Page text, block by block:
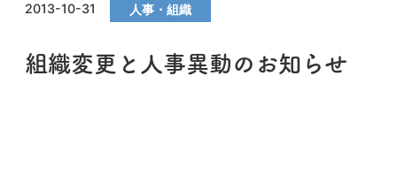
2013-10-31 人事・組織
組織変更と人事異動のお知らせ